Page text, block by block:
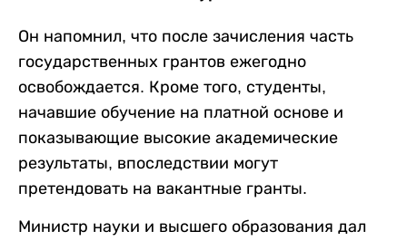
Он напомнил, что после зачисления часть
государственных грантов ежегодно
освобождается. Кроме того, студенты,
начавшие обучение на платной основе и
показывающие высокие академические
результаты, впоследствии могут
претендовать на вакантные гранты.
Министр науки и высшего образования дал